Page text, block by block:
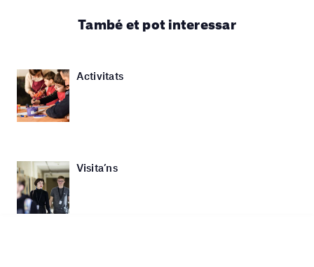
També et pot interessar
Activitats
Visita’ns